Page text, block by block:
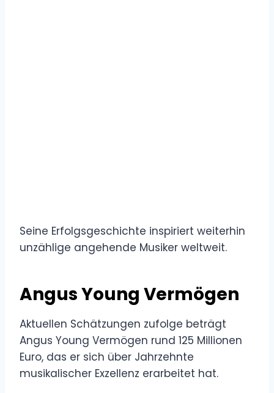
Seine Erfolgsgeschichte inspiriert weiterhin
unzählige angehende Musiker weltweit.
Angus Young Vermögen
Aktuellen Schätzungen zufolge beträgt
Angus Young Vermögen rund 125 Millionen
Euro, das er sich über Jahrzehnte
musikalischer Exzellenz erarbeitet hat.